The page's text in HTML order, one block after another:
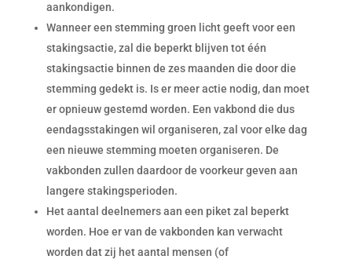
aankondigen.
Wanneer een stemming groen licht geeft voor een
stakingsactie, zal die beperkt blijven tot één
stakingsactie binnen de zes maanden die door die
stemming gedekt is. Is er meer actie nodig, dan moet
er opnieuw gestemd worden. Een vakbond die dus
eendagsstakingen wil organiseren, zal voor elke dag
een nieuwe stemming moeten organiseren. De
vakbonden zullen daardoor de voorkeur geven aan
langere stakingsperioden.
Het aantal deelnemers aan een piket zal beperkt
worden. Hoe er van de vakbonden kan verwacht
worden dat zij het aantal mensen (of